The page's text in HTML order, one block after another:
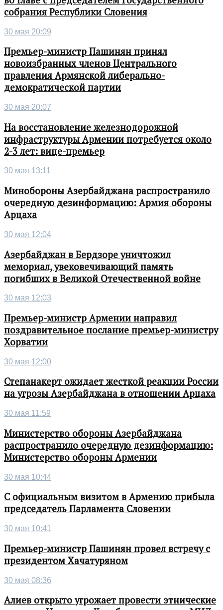
собрания Республики Словения
30 мая 20:09
Премьер-министр Пашинян принял
новоизбранных членов Центрального
правления Армянской либерально-
демократической партии
30 мая 20:07
На восстановление железнодорожной
инфраструктуры Армении потребуется около
2-3 лет: вице-премьер
30 мая 13:11
Минобороны Азербайджана распространило
очередную дезинформацию: Армия обороны
Арцаха
30 мая 12:04
Азербайджан в Бердзоре уничтожил
мемориал, увековечивающий память
погибших в Великой Отечественной войне
30 мая 12:03
Премьер-министр Армении направил
поздравительное послание премьер-министру
Хорватии
30 мая 12:00
Степанакерт ожидает жесткой реакции России
на угрозы Азербайджана в отношении Арцаха
30 мая 11:59
Министерство обороны Азербайджана
распространило очередную дезинформацию:
Министерство обороны Армении
30 мая 10:44
С официальным визитом в Армению прибыла
председатель Парламента Словении
30 мая 10:41
Премьер-министр Пашинян провел встречу с
президентом Хачатуряном
30 мая 08:36
Алиев открыто угрожает провести этнические